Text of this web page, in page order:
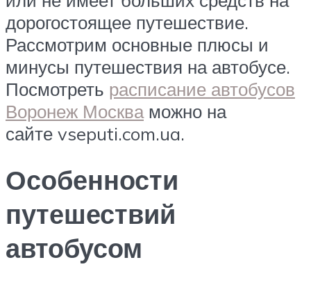
дорогостоящее путешествие.
Рассмотрим основные плюсы и
минусы путешествия на автобусе.
Посмотреть расписание автобусов
Воронеж Москваможно на
сайте vseputi.com.ua.
Особенности
путешествий
автобусом